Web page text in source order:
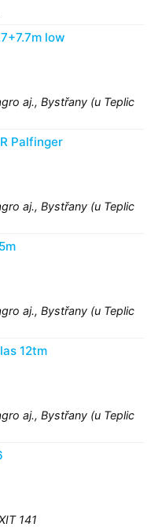
low
aj., Bystřany (u Teplic
Palfinger
aj., Bystřany (u Teplic
aj., Bystřany (u Teplic
12tm
aj., Bystřany (u Teplic
141